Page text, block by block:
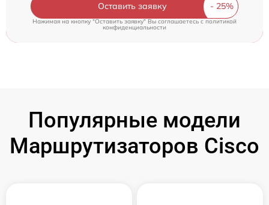
Оставить заявку
Нажимая на кнопку "Оставить заявку" Вы соглашаетесь cполитикой
конфиденциальности
Популярные модели
Маршрутизаторов Cisco